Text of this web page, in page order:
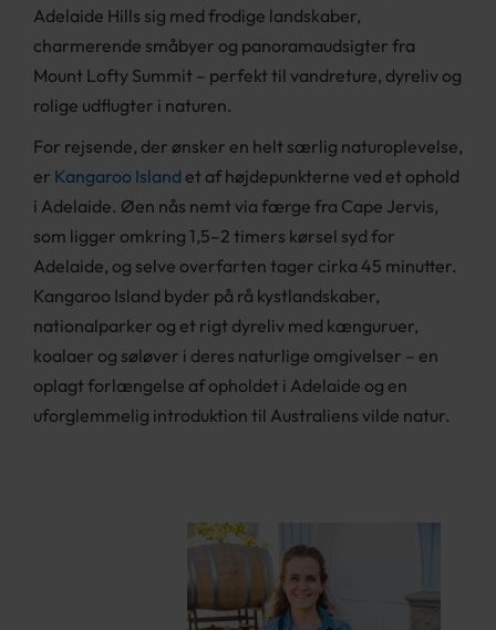
Adelaide Hills sig med frodige landskaber,
charmerende småbyer og panoramaudsigter fra
Mount Lofty Summit – perfekt til vandreture, dyreliv og
rolige udflugter i naturen.
For rejsende, der ønsker en helt særlig naturoplevelse,
er Kangaroo Island et af højdepunkterne ved et ophold
i Adelaide. Øen nås nemt via færge fra Cape Jervis,
som ligger omkring 1,5–2 timers kørsel syd for
Adelaide, og selve overfarten tager cirka 45 minutter.
Kangaroo Island byder på rå kystlandskaber,
nationalparker og et rigt dyreliv med kænguruer,
koalaer og søløver i deres naturlige omgivelser – en
oplagt forlængelse af opholdet i Adelaide og en
uforglemmelig introduktion til Australiens vilde natur.